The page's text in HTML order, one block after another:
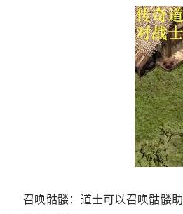
召唤骷髅：道士可以召唤骷髅